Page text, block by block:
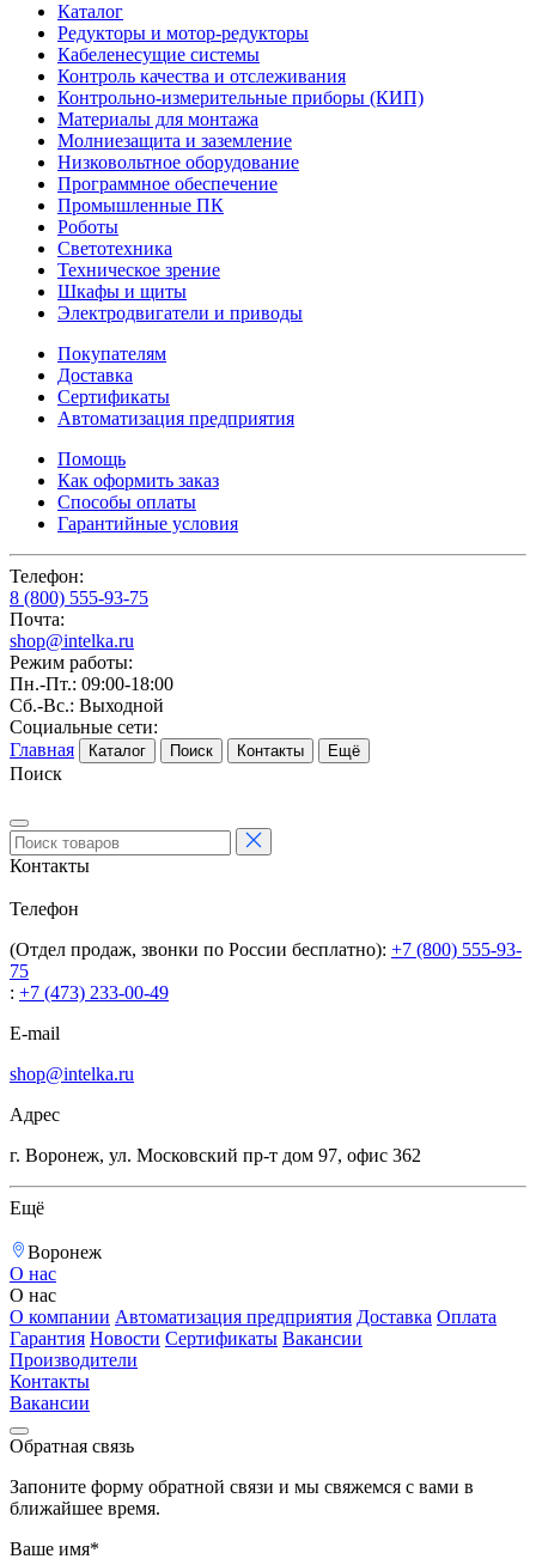
Каталог
Редукторы и мотор-редукторы
Кабеленесущие системы
Контроль качества и отслеживания
Контрольно-измерительные приборы (КИП)
Материалы для монтажа
Молниезащита и заземление
Низковольтное оборудование
Программное обеспечение
Промышленные ПК
Роботы
Светотехника
Техническое зрение
Шкафы и щиты
Электродвигатели и приводы
Покупателям
Доставка
Сертификаты
Автоматизация предприятия
Помощь
Как оформить заказ
Способы оплаты
Гарантийные условия
Телефон:
8 (800) 555-93-75
Почта:
shop@intelka.ru
Режим работы:
Пн.-Пт.: 09:00-18:00
Сб.-Вс.: Выходной
Социальные сети:
Главная
Каталог Поиск Контакты Ещё
Поиск
Контакты
Телефон
(Отдел продаж, звонки по России бесплатно): +7 (800) 555-93-
75
: +7 (473) 233-00-49
E-mail
shop@intelka.ru
Адрес
г. Воронеж, ул. Московский пр-т дом 97, офис 362
Ещё
Воронеж
О нас
О нас
О компании Автоматизация предприятия Доставка Оплата
Гарантия Новости Сертификаты Вакансии
Производители
Контакты
Вакансии
Обратная связь
Запоните форму обратной связи и мы свяжемся с вами в
ближайшее время.
Ваше имя*